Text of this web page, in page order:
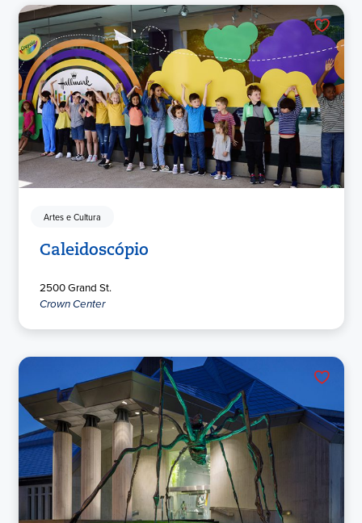
Artes e Cultura
Caleidoscópio
2500 Grand St.
Crown Center